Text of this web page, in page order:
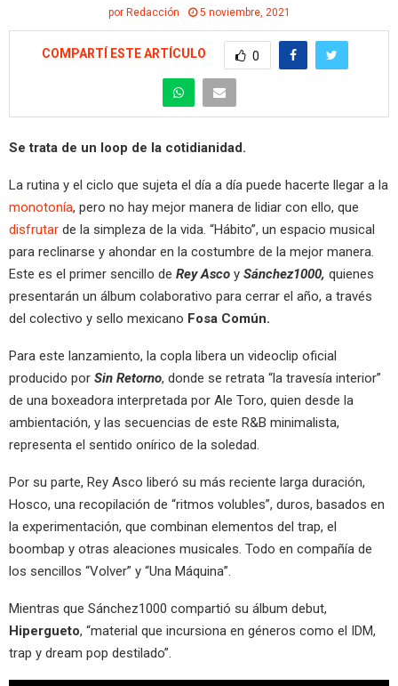
por Redacción 5 noviembre, 2021
COMPARTÍ ESTE ARTÍCULO 0
Se trata de un loop de la cotidianidad.
La rutina y el ciclo que sujeta el día a día puede hacerte llegar a la
monotonía, pero no hay mejor manera de lidiar con ello, que
disfrutar de la simpleza de la vida. “Hábito”, un espacio musical
para reclinarse y ahondar en la costumbre de la mejor manera.
Este es el primer sencillo de Rey Asco y Sánchez1000, quienes
presentarán un álbum colaborativo para cerrar el año, a través
del colectivo y sello mexicano Fosa Común.
Para este lanzamiento, la copla libera un videoclip oficial
producido por Sin Retorno, donde se retrata “la travesía interior”
de una boxeadora interpretada por Ale Toro, quien desde la
ambientación, y las secuencias de este R&B minimalista,
representa el sentido onírico de la soledad.
Por su parte, Rey Asco liberó su más reciente larga duración,
Hosco, una recopilación de “ritmos volubles”, duros, basados en
la experimentación, que combinan elementos del trap, el
boombap y otras aleaciones musicales. Todo en compañía de
los sencillos “Volver” y “Una Máquina”.
Mientras que Sánchez1000 compartió su álbum debut,
Hipergueto, “material que incursiona en géneros como el IDM,
trap y dream pop destilado”.